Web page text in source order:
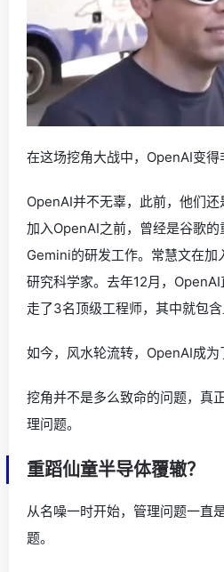
在这场挖角大战中，OpenAI变得
OpenAI并不无辜，此前，他们
加入OpenAI之前，曾经是谷歌
Gemini的研发工作。常慧文在加
研究科学家。去年12月，
走了3名顶级工程师，其中就包含
如今，风水轮流转，OpenAI成为
挖角并不是多么致命的问题，真
理问题。
重蹈仙童半导体覆辙？
从名噪一时开始，管理问题一直
题。